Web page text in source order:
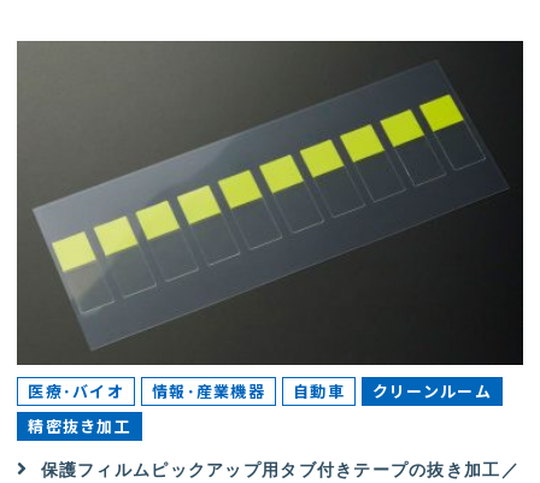
医療･バイオ 情報･産業機器 自動車
クリーンルーム
精密抜き加工
保護フィルムピックアップ用タブ付きテープの抜き加工／